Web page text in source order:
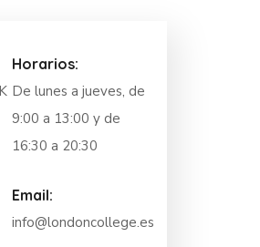
Horarios:
De lunes a jueves, de
9:00 a 13:00 y de
16:30 a 20:30
Email:
info@londoncollege.es